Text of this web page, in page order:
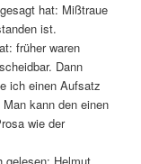
hat: Mißtraue
ist.
früher waren
Dann
ich einen Aufsatz
kann den einen
wie der